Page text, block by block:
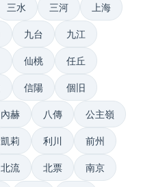
三水 三河 上海
九台 九江
仙桃 任丘
信陽 個旧
內赫 八傳 公主嶺
凱莉 利川 前州
北流 北票 南京